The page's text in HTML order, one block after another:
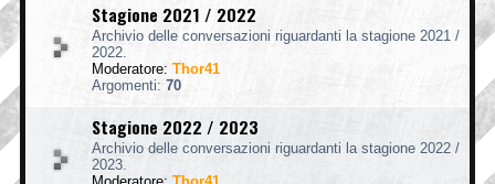
Stagione 2021 / 2022
Archivio delle conversazioni riguardanti la stagione 2021 /
2022.
Moderatore: Thor41
Argomenti: 70
Stagione 2022 / 2023
Archivio delle conversazioni riguardanti la stagione 2022 /
2023.